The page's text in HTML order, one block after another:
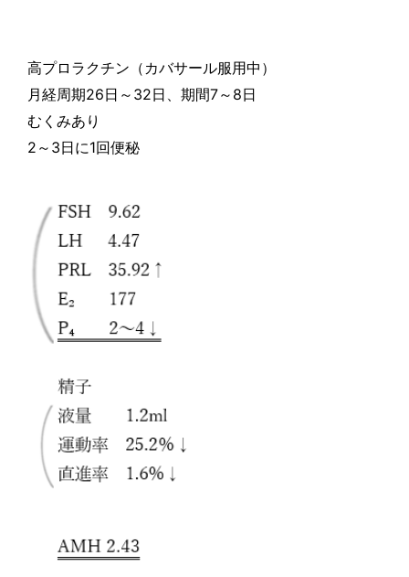
高プロラクチン（カバサール服用中）
月経周期26 日～ 32 日、期間7～ 8 日
むくみあり
2 ～ 3日に1回便秘